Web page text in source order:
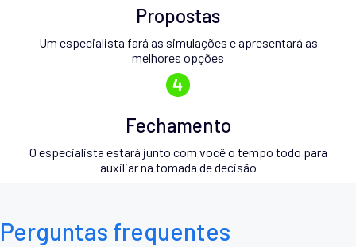
Propostas
Um especialista fará as simulações e apresentará as
melhores opções
Fechamento
O especialista estará junto com você o tempo todo para
auxiliar na tomada de decisão
Perguntas frequentes